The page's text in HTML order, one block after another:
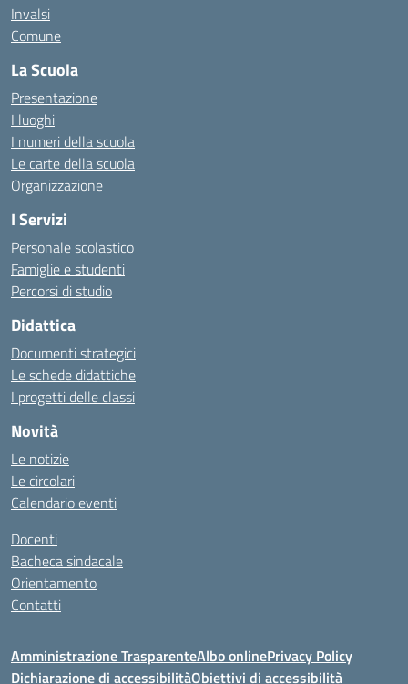
Invalsi
Comune
La Scuola
Presentazione
I luoghi
I numeri della scuola
Le carte della scuola
Organizzazione
I Servizi
Personale scolastico
Famiglie e studenti
Percorsi di studio
Didattica
Documenti strategici
Le schede didattiche
I progetti delle classi
Novità
Le notizie
Le circolari
Calendario eventi
Docenti
Bacheca sindacale
Orientamento
Contatti
Amministrazione TrasparenteAlbo onlinePrivacy Policy
Dichiarazione di accessibilitàObiettivi di accessibilità